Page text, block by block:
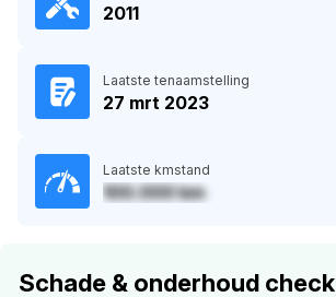
2011
Laatste tenaamstelling
27 mrt 2023
Laatste kmstand
100.000 km
Schade & onderhoud check